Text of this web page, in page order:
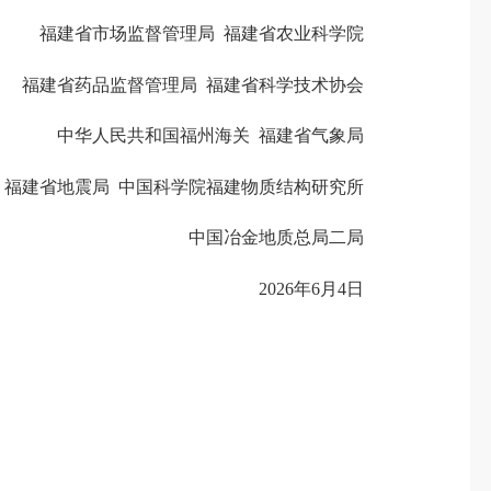
福建省市场监督管理局 福建省农业科学院
建省药品监督管理局 福建省科学技术协会
中华人民共和国福州海关 福建省气象局
省地震局 中国科学院福建物质结构研究所
中国冶金地质总局二局
2026年6月4日